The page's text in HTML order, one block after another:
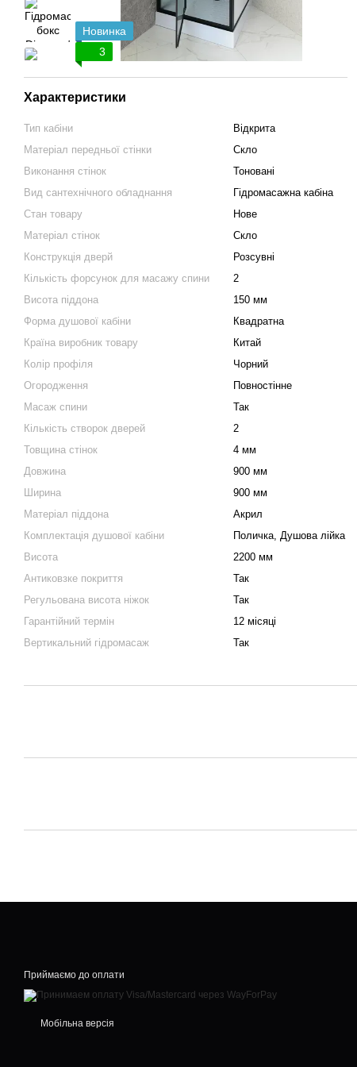
Новинка
3
Характеристики
Тип кабіни
Відкрита
Матеріал передньої стінки
Скло
Виконання стінок
Тоновані
Вид сантехнічного обладнання
Гідромасажна кабіна
Стан товару
Нове
Матеріал стінок
Скло
Конструкція дверй
Розсувні
Кількість форсунок для масажу спини
2
Висота піддона
150 мм
Форма душової кабіни
Квадратна
Країна виробник товару
Китай
Колір профіля
Чорний
Огородження
Повностінне
Масаж спини
Так
Кількість створок дверей
2
Товщина стінок
4 мм
Довжина
900 мм
Ширина
900 мм
Матеріал піддона
Акрил
Комплектація душової кабіни
Поличка, Душова лійка
Висота
2200 мм
Антиковзке покриття
Так
Регульована висота ніжок
Так
Гарантійний термін
12 місяці
Вертикальний гідромасаж
Так
Приймаємо до оплати
Мобільна версія